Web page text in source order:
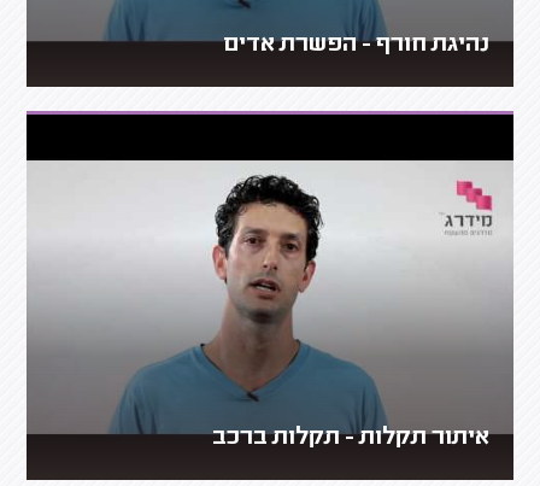
נהיגת חורף - הפשרת אדים
איתור תקלות - תקלות ברכב